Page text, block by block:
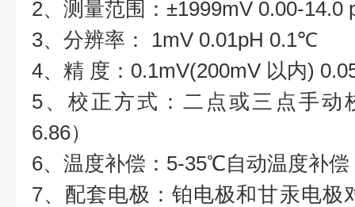
2、测量范围：±1999mV 0.00-
3、分辨率： 1mV 0.01pH 0.1℃
4、精 度：0.1mV(200mV 以内)
5、校正方式：二点或三点手动
6.86）
6、温度补偿：5-35℃自动温度补偿
7、配套电极：铂电极和甘汞电极